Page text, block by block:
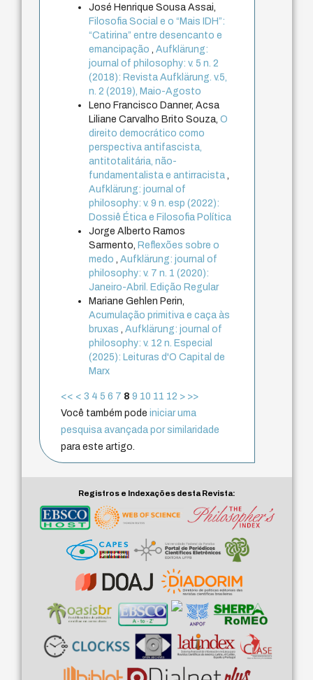
José Henrique Sousa Assai,
Filosofia Social e o “Mais IDH”:
“Catirina” entre desencanto e
emancipação,Aufklärung:
journal of philosophy: v. 5 n. 2
(2018): Revista Aufklärung. v.5,
n. 2 (2019), Maio-Agosto
Leno Francisco Danner, Acsa
Liliane Carvalho Brito Souza,O
direito democrático como
perspectiva antifascista,
antitotalitária, não-
fundamentalista e antirracista,
Aufklärung: journal of
philosophy: v. 9 n. esp (2022):
Dossiê Ética e Filosofia Política
Jorge Alberto Ramos
Sarmento, Reflexões sobre o
medo,Aufklärung: journal of
philosophy: v. 7 n. 1 (2020):
Janeiro-Abril. Edição Regular
Mariane Gehlen Perin,
Acumulação primitiva e caça às
bruxas,Aufklärung: journal of
philosophy: v. 12 n. Especial
(2025): Leituras d'O Capital de
Marx
<< < 3 4 5 6 7 8 9 10 11 12 > >>
Você também podeiniciar uma
pesquisa avançada por similaridade
para este artigo.
Registros e Indexações desta Revista: